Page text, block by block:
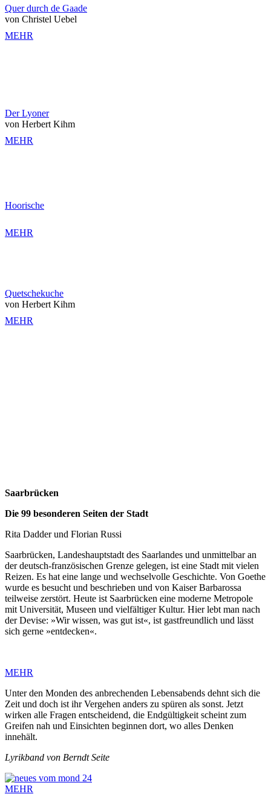
Quer durch de Gaade
von Christel Uebel
MEHR
Der Lyoner
von Herbert Kihm
MEHR
Hoorische
MEHR
Quetschekuche
von Herbert Kihm
MEHR
Saarbrücken
Die 99 besonderen Seiten der Stadt
Rita Dadder und Florian Russi
Saarbrücken, Landeshauptstadt des Saarlandes und unmittelbar an
der deutsch-französischen Grenze gelegen, ist eine Stadt mit vielen
Reizen. Es hat eine lange und wechselvolle Geschichte. Von Goethe
wurde es besucht und beschrieben und von Kaiser Barbarossa
teilweise zerstört. Heute ist Saarbrücken eine moderne Metropole
mit Universität, Museen und vielfältiger Kultur. Hier lebt man nach
der Devise: »Wir wissen, was gut ist«, ist gastfreundlich und lässt
sich gerne »entdecken«.
MEHR
Unter den Monden des anbrechenden Lebensabends dehnt sich die
Zeit und doch ist ihr Vergehen anders zu spüren als sonst. Jetzt
wirken alle Fragen entscheidend, die Endgültigkeit scheint zum
Greifen nah und Einsichten beginnen dort, wo alles Denken
innehält.
Lyrikband von Berndt Seite
MEHR